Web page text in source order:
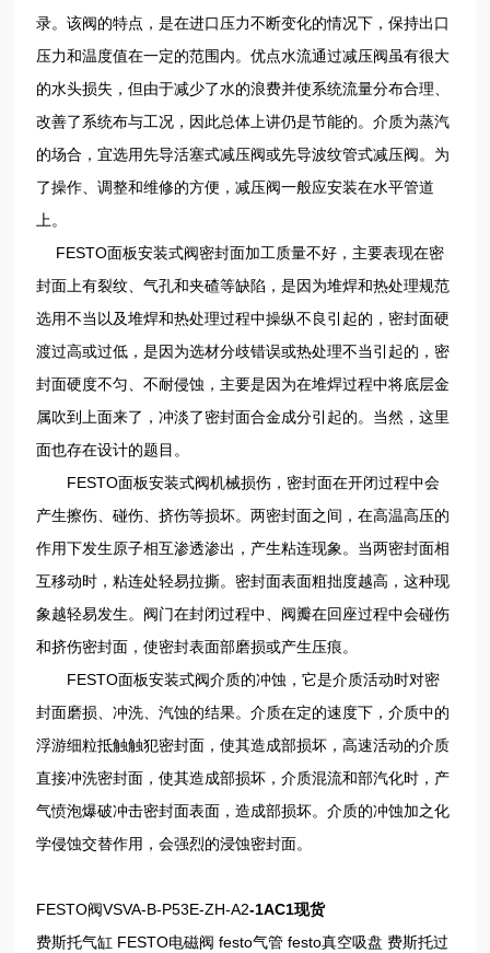
录。该阀的特点，是在进口压力不断变化的情况下，保持出口
压力和温度值在一定的范围内。优点水流通过减压阀虽有很大
的水头损失，但由于减少了水的浪费并使系统流量分布合理、
改善了系统布与工况，因此总体上讲仍是节能的。介质为蒸汽
的场合，宜选用先导活塞式减压阀或先导波纹管式减压阀。为
了操作、调整和维修的方便，减压阀一般应安装在水平管道
上。
FESTO面板安装式阀密封面加工质量不好，主要表现在密
封面上有裂纹、气孔和夹碴等缺陷，是因为堆焊和热处理规范
选用不当以及堆焊和热处理过程中操纵不良引起的，密封面硬
渡过高或过低，是因为选材分歧错误或热处理不当引起的，密
封面硬度不匀、不耐侵蚀，主要是因为在堆焊过程中将底层金
属吹到上面来了，冲淡了密封面合金成分引起的。当然，这里
面也存在设计的题目。
FESTO面板安装式阀机械损伤，密封面在开闭过程中会
产生擦伤、碰伤、挤伤等损坏。两密封面之间，在高温高压的
作用下发生原子相互渗透渗出，产生粘连现象。当两密封面相
互移动时，粘连处轻易拉撕。密封面表面粗拙度越高，这种现
象越轻易发生。阀门在封闭过程中、阀瓣在回座过程中会碰伤
和挤伤密封面，使密封表面部磨损或产生压痕。
FESTO面板安装式阀介质的冲蚀，它是介质活动时对密
封面磨损、冲洗、汽蚀的结果。介质在定的速度下，介质中的
浮游细粒抵触触犯密封面，使其造成部损坏，高速活动的介质
直接冲洗密封面，使其造成部损坏，介质混流和部汽化时，产
气愤泡爆破冲击密封面表面，造成部损坏。介质的冲蚀加之化
学侵蚀交替作用，会强烈的浸蚀密封面。
FESTO阀VSVA-B-P53E-ZH-A2-1AC1现货
费斯托气缸 FESTO电磁阀 festo气管 festo真空吸盘 费斯托过